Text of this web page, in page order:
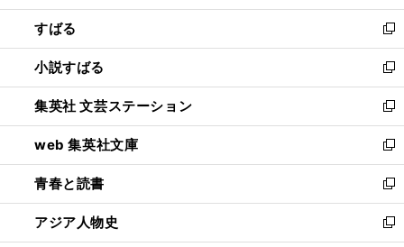
開
く
ウ
で
開
く
ン
ド
ウ
で
開
く
すばる
新
し
い
ウ
ィ
ン
ド
ウ
で
開
く
小説すばる
新
し
い
ウ
ィ
ン
ド
ウ
で
開
集英社 文芸ステーション
新
し
い
ウ
ィ
ン
ド
ウ
web 集英社文庫
新
し
い
ウ
ィ
ン
青春と読書
新
し
い
アジア人物史
新